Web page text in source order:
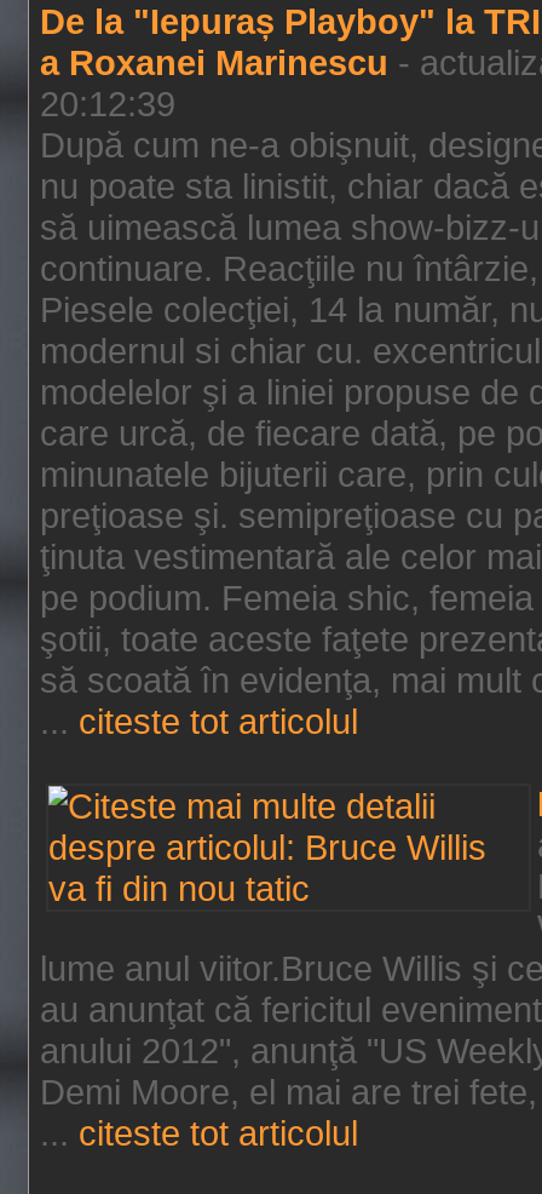
De la "Iepuraș Playboy" la
a Roxanei Marinescu -
20:12:39
După cum ne-a obişnuit,
nu poate sta linistit, chiar dacă
să uimească lumea show-bizz-
continuare. Reacţiile nu
Piesele colecţiei, 14 la număr,
modernul si chiar cu.
modelelor şi a liniei propuse de
care urcă, de fiecare dată, pe
minunatele bijuterii care, prin
preţioase şi. semipreţioase cu
ţinuta vestimentară ale celor
pe podium. Femeia shic,
şotii, toate aceste faţete
să scoată în evidenţa, mai mult
... citeste tot articolul
lume anul viitor.Bruce Willis şi
au anunţat că fericitul
anului 2012", anunţă "US
Demi Moore, el mai are trei
... citeste tot articolul